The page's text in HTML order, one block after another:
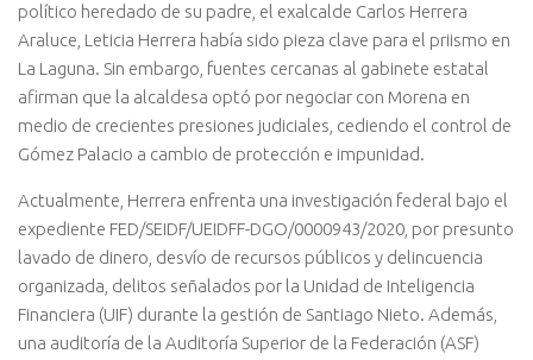
político heredado de su padre, el exalcalde Carlos Herrera
Araluce, Leticia Herrera había sido pieza clave para el priismo en
La Laguna. Sin embargo, fuentes cercanas al gabinete estatal
afirman que la alcaldesa optó por negociar con Morena en
medio de crecientes presiones judiciales, cediendo el control de
Gómez Palacio a cambio de protección e impunidad.
Actualmente, Herrera enfrenta una investigación federal bajo el
expediente FED/SEIDF/UEIDFF-DGO/0000943/2020, por presunto
lavado de dinero, desvío de recursos públicos y delincuencia
organizada, delitos señalados por la Unidad de Inteligencia
Financiera (UIF) durante la gestión de Santiago Nieto. Además,
una auditoría de la Auditoría Superior de la Federación (ASF)